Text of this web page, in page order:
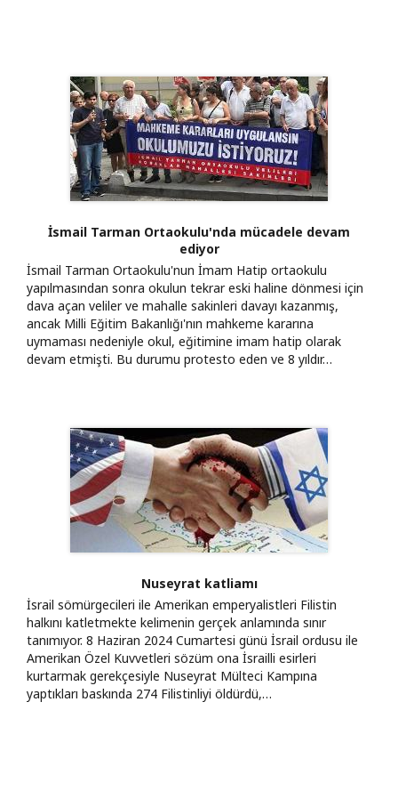
İsmail Tarman Ortaokulu'nda mücadele devam
ediyor
İsmail Tarman Ortaokulu'nun İmam Hatip ortaokulu
yapılmasından sonra okulun tekrar eski haline dönmesi için
dava açan veliler ve mahalle sakinleri davayı kazanmış,
ancak Milli Eğitim Bakanlığı'nın mahkeme kararına
uymaması nedeniyle okul, eğitimine imam hatip olarak
devam etmişti. Bu durumu protesto eden ve 8 yıldır…
Nuseyrat katliamı
İsrail sömürgecileri ile Amerikan emperyalistleri Filistin
halkını katletmekte kelimenin gerçek anlamında sınır
tanımıyor. 8 Haziran 2024 Cumartesi günü İsrail ordusu ile
Amerikan Özel Kuvvetleri sözüm ona İsrailli esirleri
kurtarmak gerekçesiyle Nuseyrat Mülteci Kampına
yaptıkları baskında 274 Filistinliyi öldürdü,…